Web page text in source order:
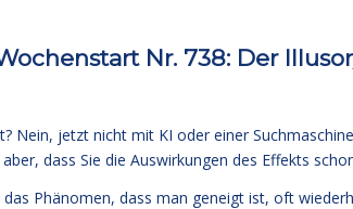
Nr. 738: Der
Nein, jetzt nicht mit KI oder einer
dass Sie die Auswirkungen des Effekts
Phänomen, dass man geneigt ist, oft